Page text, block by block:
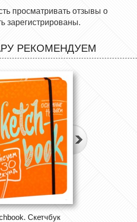
просматривать отзывы о
зарегистрированы.
РЕКОМЕНДУЕМ
Скетчбук